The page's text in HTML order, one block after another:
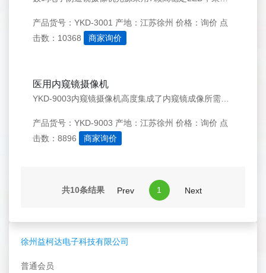
徐州益柯达电子科技有限公司
普通会员
产品货号：YKD-3001 产地：江苏徐州 价格：询价 点
击数：10368
商家询价
医用内窥镜摄像机
产品货号：YKD-9003 产地：江苏徐州 价格：询价 点
击数：8896
商家询价
共10条结果 Prev 1 Next